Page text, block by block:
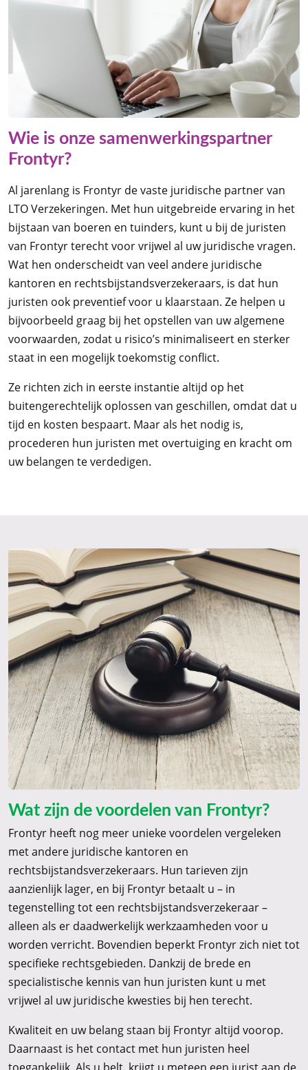
Wie is onze samenwerkingspartner
Frontyr?
Al jarenlang is Frontyr de vaste juridische partner van
LTO Verzekeringen. Met hun uitgebreide ervaring in het
bijstaan van boeren en tuinders, kunt u bij de juristen
van Frontyr terecht voor vrijwel al uw juridische vragen.
Wat hen onderscheidt van veel andere juridische
kantoren en rechtsbijstandsverzekeraars, is dat hun
juristen ook preventief voor u klaarstaan. Ze helpen u
bijvoorbeeld graag bij het opstellen van uw algemene
voorwaarden, zodat u risico’s minimaliseert en sterker
staat in een mogelijk toekomstig conflict.
Ze richten zich in eerste instantie altijd op het
buitengerechtelijk oplossen van geschillen, omdat dat u
tijd en kosten bespaart. Maar als het nodig is,
procederen hun juristen met overtuiging en kracht om
uw belangen te verdedigen.
Wat zijn de voordelen van Frontyr?
Frontyr heeft nog meer unieke voordelen vergeleken
met andere juridische kantoren en
rechtsbijstandsverzekeraars. Hun tarieven zijn
aanzienlijk lager, en bij Frontyr betaalt u – in
tegenstelling tot een rechtsbijstandsverzekeraar –
alleen als er daadwerkelijk werkzaamheden voor u
worden verricht. Bovendien beperkt Frontyr zich niet tot
specifieke rechtsgebieden. Dankzij de brede en
specialistische kennis van hun juristen kunt u met
vrijwel al uw juridische kwesties bij hen terecht.
Kwaliteit en uw belang staan bij Frontyr altijd voorop.
Daarnaast is het contact met hun juristen heel